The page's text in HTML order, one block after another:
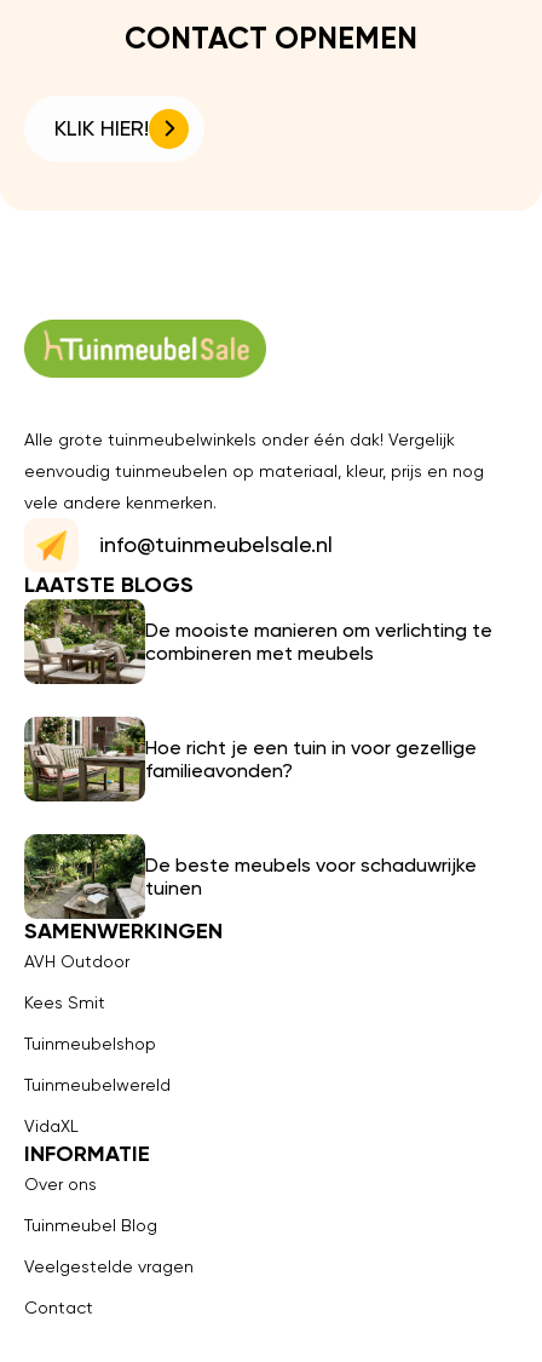
CONTACT OPNEMEN
KLIK HIER!
Alle grote tuinmeubelwinkels onder één dak! Vergelijk
eenvoudig tuinmeubelen op materiaal, kleur, prijs en nog
vele andere kenmerken.
info@tuinmeubelsale.nl
LAATSTE BLOGS
De mooiste manieren om verlichting te
combineren met meubels
Hoe richt je een tuin in voor gezellige
familieavonden?
De beste meubels voor schaduwrijke
tuinen
SAMENWERKINGEN
AVH Outdoor
Kees Smit
Tuinmeubelshop
Tuinmeubelwereld
VidaXL
INFORMATIE
Over ons
Tuinmeubel Blog
Veelgestelde vragen
Contact